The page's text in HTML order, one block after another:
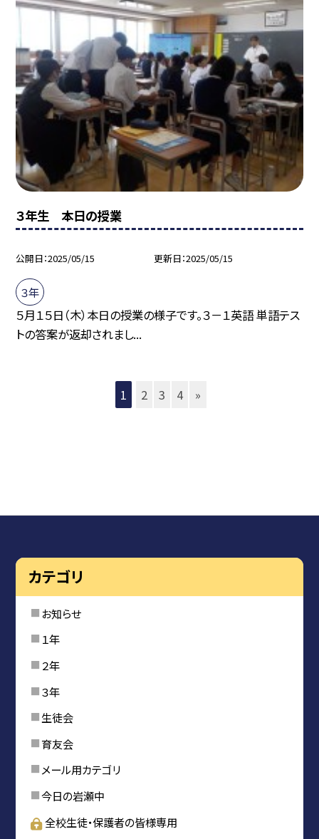
３年生 本日の授業
公開日 2025/05/15 更新日 2025/05/15
３年
５月１５日（木）本日の授業の様子です。３－１英語 単語テス
トの答案が返却されまし...
1 2 3 4 »
カテゴリ
お知らせ
１年
２年
３年
生徒会
育友会
メール用カテゴリ
今日の岩瀬中
全校生徒・保護者の皆様専用